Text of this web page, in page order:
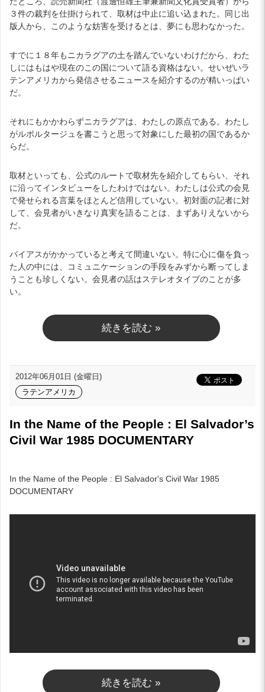
３件の裁判を仕掛けられて、取材は中止に追い込まれた。同じ出
版人から、このような妨害を受けるとは、夢にも思わなかった。
すでに１８年もニカラグアの土を踏んでいないわけだから、わた
しにはもはや現在のこの国について語る資格はない。せいぜいラ
テンアメリカから発信させるニュースを紹介するのが精いっぱい
だ。
それにもかかわらずニカラグアは、わたしの原点である。わたし
がルポルタージュを書こうと思って対象にした最初の国であるか
らだ。
取材といっても、公式のルートで取材先を紹介してもらい、それ
に沿ってインタビューをしたわけではない。わたしは公式の会見
で発せられる言葉をほとんど信用していない。初対面の記者に対
して、会見者がいきなり真実を語ることは、まずありえないから
だ。
バイアスがかかっていると考えて間違いない。特に心に傷を負っ
た人の中には、コミュニケーションの手段をみずから断ってしま
うことも珍しくない。会見者の話はステレオタイプのことが多
い。
続きを読む »
2012年06月01日 (金曜日)
ラテンアメリカ
In the Name of the People : El Salvador’s
Civil War 1985 DOCUMENTARY
In the Name of the People : El Salvador's Civil War 1985
DOCUMENTARY
続きを読む »